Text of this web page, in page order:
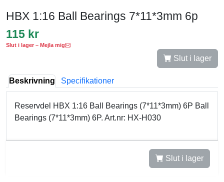
HBX 1:16 Ball Bearings 7*11*3mm 6p
115 kr
Slut i lager – Mejla mig
Slut i lager
Beskrivning Specifikationer
Reservdel HBX 1:16 Ball Bearings (7*11*3mm) 6P Ball
Bearings (7*11*3mm) 6P. Art.nr: HX-H030
Slut i lager